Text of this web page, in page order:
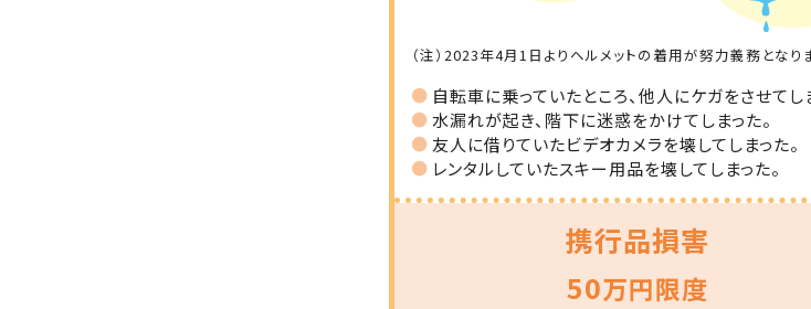
（注）2023年4月1日よりヘルメットの着用が努力義務となり
自転車に乗っていたところ、他人にケガをさせてし
水漏れが起き、階下に迷惑をかけてしまった。
友人に借りていたビデオカメラを壊してしまった。
レンタルしていたスキー用品を壊してしまった。
携行品損害
50万円限度